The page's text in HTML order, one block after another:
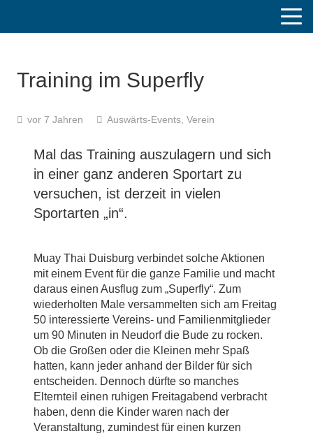
Training im Superfly
vor 7 Jahren Auswärts-Events, Verein
Mal das Training auszulagern und sich
in einer ganz anderen Sportart zu
versuchen, ist derzeit in vielen
Sportarten „in“.
Muay Thai Duisburg verbindet solche Aktionen
mit einem Event für die ganze Familie und macht
daraus einen Ausflug zum „Superfly“. Zum
wiederholten Male versammelten sich am Freitag
50 interessierte Vereins- und Familienmitglieder
um 90 Minuten in Neudorf die Bude zu rocken.
Ob die Großen oder die Kleinen mehr Spaß
hatten, kann jeder anhand der Bilder für sich
entscheiden. Dennoch dürfte so manches
Elternteil einen ruhigen Freitagabend verbracht
haben, denn die Kinder waren nach der
Veranstaltung, zumindest für einen kurzen